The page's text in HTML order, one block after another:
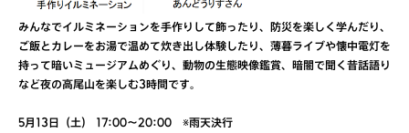
みんなでイルミネーションを手作りして飾ったり、防災を楽しく学んだり、
ご飯とカレーをお湯で温めて炊き出し体験したり、薄暮ライブや懐中電灯を
持って暗いミュージアムめぐり、動物の生態映像鑑賞、暗闇で聞く昔話語り
など夜の高尾山を楽しむ3時間です。
5月13日（土） 17:00～20:00 ※雨天決行